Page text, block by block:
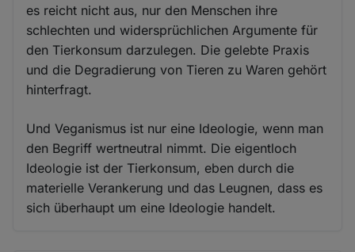
es reicht nicht aus, nur den Menschen ihre
schlechten und widersprüchlichen Argumente für
den Tierkonsum darzulegen. Die gelebte Praxis
und die Degradierung von Tieren zu Waren gehört
hinterfragt.
Und Veganismus ist nur eine Ideologie, wenn man
den Begriff wertneutral nimmt. Die eigentloch
Ideologie ist der Tierkonsum, eben durch die
materielle Verankerung und das Leugnen, dass es
sich überhaupt um eine Ideologie handelt.